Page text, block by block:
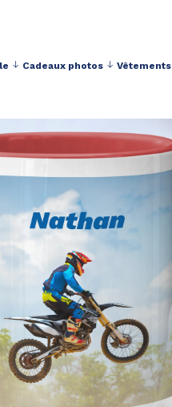
Cadeaux photos Vêtements